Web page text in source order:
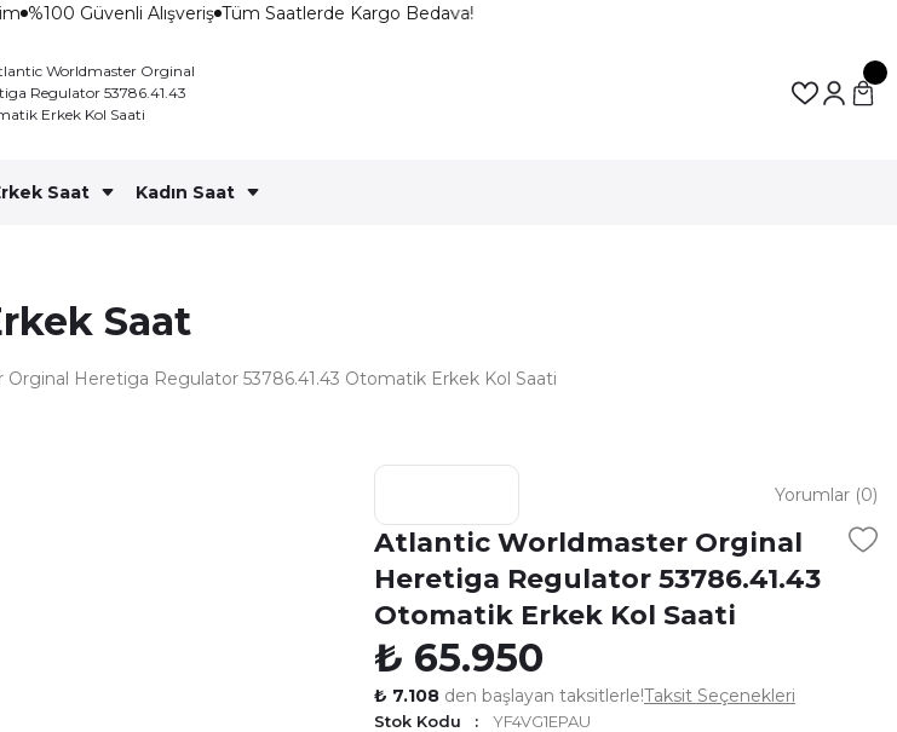
%100 Güvenli Alışveriş Tüm Saatlerde Kargo Bedava!
Saat Kadın Saat
Saat
Heretiga Regulator 53786.41.43 Otomatik Erkek Kol Saati
Yorumlar (0)
Atlantic Worldmaster Orginal
Heretiga Regulator 53786.41.43
Otomatik Erkek Kol Saati
₺ 65.950
₺ 7.108 den başlayan taksitlerle!Taksit Seçenekleri
Stok Kodu YF4VG1EPAU